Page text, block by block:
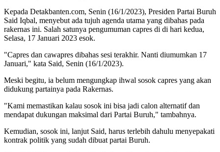
Kepada Detakbanten.com, Senin (16/1/2023), Presiden Partai Buruh
Said Iqbal, menyebut ada tujuh agenda utama yang dibahas pada
rakernas ini. Salah satunya pengumuman capres di di hari kedua,
Selasa, 17 Januari 2023 esok.
"Capres dan cawapres dibahas sesi terakhir. Nanti diumumkan 17
Januari," kata Said, Senin (16/1/2023).
Meski begitu, ia belum mengungkap ihwal sosok capres yang akan
didukung partainya pada Rakernas.
"Kami memastikan kalau sosok ini bisa jadi calon alternatif dan
mendapat dukungan maksimal dari Partai Buruh," tambahnya.
Kemudian, sosok ini, lanjut Said, harus terlebih dahulu menyepakati
kontrak politik yang sudah dibuat partai Buruh.